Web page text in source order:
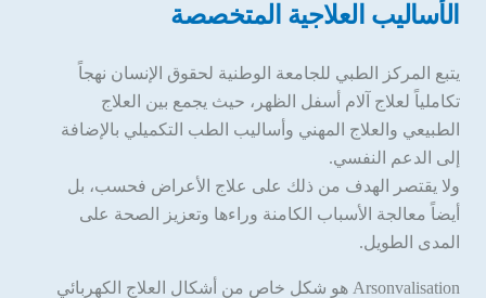
الأساليب العلاجية المتخصصة
يتبع المركز الطبي للجامعة الوطنية لحقوق الإنسان نهجاً
تكاملياً لعلاج آلام أسفل الظهر، حيث يجمع بين العلاج
الطبيعي والعلاج المهني وأساليب الطب التكميلي بالإضافة
إلى الدعم النفسي.
ولا يقتصر الهدف من ذلك على علاج الأعراض فحسب، بل
أيضاً معالجة الأسباب الكامنة وراءها وتعزيز الصحة على
المدى الطويل.
Arsonvalisation هو شكل خاص من أشكال العلاج الكهربائي